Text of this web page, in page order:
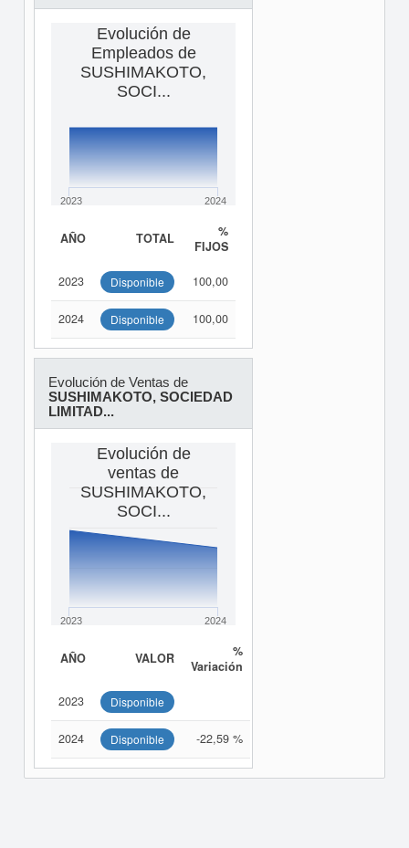
Evolución de
Empleados de
SUSHIMAKOTO,
SOCI...
2023 2024
AÑO TOTAL
%
FIJOS
2023 Disponible 100,00
2024 Disponible 100,00
Evolución de Ventas de
SUSHIMAKOTO, SOCIEDAD
LIMITAD...
Evolución de
ventas de
SUSHIMAKOTO,
SOCI...
2023 2024
AÑO VALOR
%
Variación
2023 Disponible
2024 Disponible -22,59 %